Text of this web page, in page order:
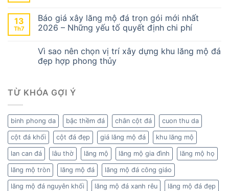
13
Th7
Báo giá xây lăng mộ đá trọn gói mới nhất
2026 – Những yếu tố quyết định chi phí
Vì sao nên chọn vị trí xây dựng khu lăng mộ đá
đẹp hợp phong thủy
TỪ KHÓA GỢI Ý
binh phong da bậc thềm đá chân cột đá cuon thu da
cột đá khối cột đá đẹp giá lăng mộ đá khu lăng mộ
lan can đá lâu thờ lăng mộ lăng mộ gia đình lăng mộ họ
lăng mộ tròn lăng mộ đá lăng mộ đá công giáo
lăng mộ đá nguyên khối lăng mộ đá xanh rêu lăng mộ đá đẹp